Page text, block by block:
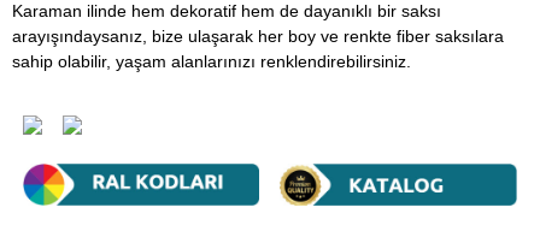
Karaman ilinde hem dekoratif hem de dayanıklı bir saksı
arayışındaysanız, bize ulaşarak her boy ve renkte fiber saksılara
sahip olabilir, yaşam alanlarınızı renklendirebilirsiniz.